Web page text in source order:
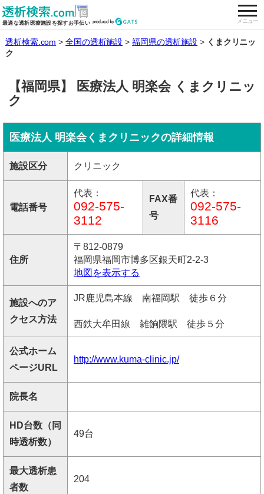
最適な透析医療施設を探すお手伝い メニュー
全国の透析施設を検索する
透析検索.com 全国の透析施設 福岡県の透析施設
くまクリニッ
ク
【福岡県】 医療法人 明楽会 くまクリニッ
ク
医療法人 明楽会くまクリニックの詳細情報
施設区分 クリニック
電話番号
代表：
092-575-
3112
FAX番
号
代表：
092-575-
3116
住所
〒812-0879
福岡県福岡市博多区銀天町2-2-3
地図を表示する
施設へのア
クセス方法
JR鹿児島本線 南福岡駅 徒歩６分
西鉄大牟田線 雑餉隈駅 徒歩５分
公式ホーム
ページURL
http://www.kuma-clinic.jp/
院長名
HD台数（同
時透析数）
49台
最大透析患
者数
204